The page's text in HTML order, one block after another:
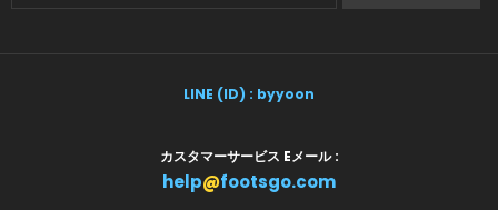
LINE (ID) : byyoon
カスタマーサービス Eメール :
help@footsgo.com